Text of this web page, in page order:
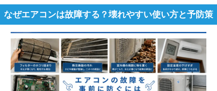
なぜエアコンは故障する？壊れやすい使い方と予防策